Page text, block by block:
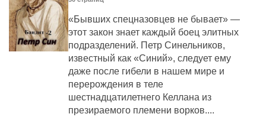
«Бывших спецназовцев не бывает» —
этот закон знает каждый боец элитных
подразделений. Петр Синельников,
известный как «Синий», следует ему
даже после гибели в нашем мире и
перерождения в теле
шестнадцатилетнего Келлана из
презираемого племени ворков....